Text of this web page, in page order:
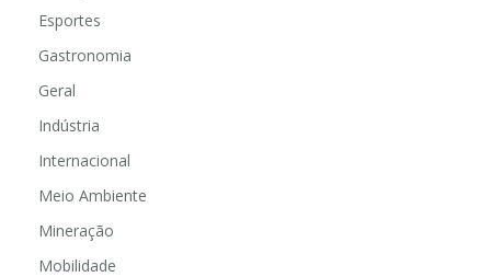
Esportes
Gastronomia
Geral
Indústria
Internacional
Meio Ambiente
Mineração
Mobilidade